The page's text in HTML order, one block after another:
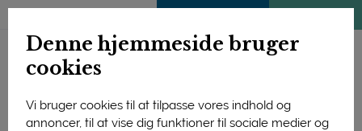
Denne hjemmeside bruger
cookies
Vi bruger cookies til at tilpasse vores indhold og
annoncer, til at vise dig funktioner til sociale medier og